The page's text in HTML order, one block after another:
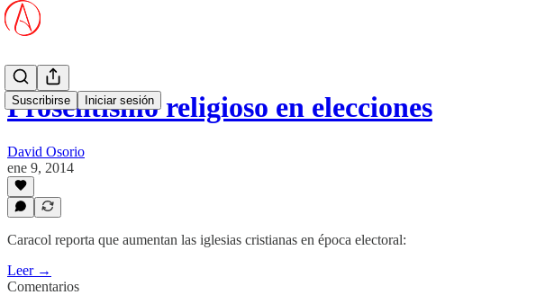
Suscribirse Iniciar sesión
Proselitismo religioso en elecciones
David Osorio
ene 9, 2014
Caracol reporta que aumentan las iglesias cristianas en época electoral:
Leer →
Comentarios